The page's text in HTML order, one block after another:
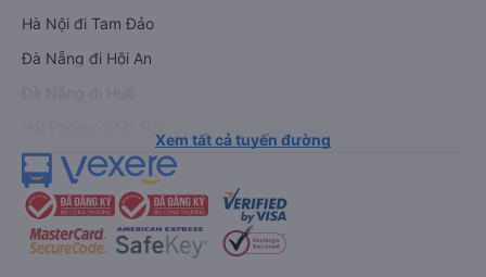
Hà Nội đi Tam Đảo
Đà Nẵng đi Hội An
Xem tất cả tuyến đường